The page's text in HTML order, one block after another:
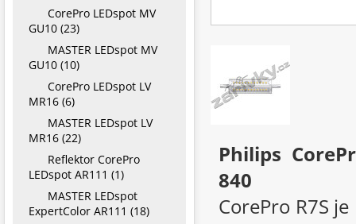
Philips
840
CorePro R7S
CorePro LEDspot MV
GU10 (23)
MASTER LEDspot MV
GU10 (10)
CorePro LEDspot LV
MR16 (6)
MASTER LEDspot LV
MR16 (22)
Reflektor CorePro
LEDspot AR111 (1)
MASTER LEDspot
ExpertColor AR111 (18)